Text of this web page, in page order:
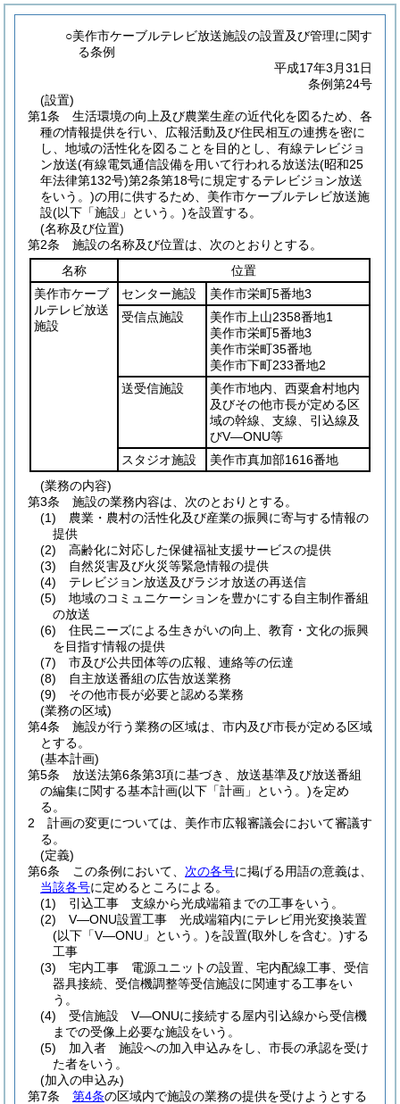
○美作市ケーブルテレビ放送施設の設置及び管理に関す
る条例
平成17年3月31日
条例第24号
(設置)
第1条
生活環境の向上及び農業生産の近代化を図るため、各
種の情報提供を行い、広報活動及び住民相互の連携を密に
し、地域の活性化を図ることを目的とし、有線テレビジョ
ン放送(有線電気通信設備を用いて行われる放送法(昭和25
年法律第132号)第2条第18号に規定するテレビジョン放送
をいう。)の用に供するため、美作市ケーブルテレビ放送施
設(以下「施設」という。)を設置する。
(名称及び位置)
第2条
施設の名称及び位置は、次のとおりとする。
名称
位置
美作市ケーブ
ルテレビ放送
施設
センター施設
美作市栄町5番地3
受信点施設
美作市上山2358番地1
美作市栄町5番地3
美作市栄町35番地
美作市下町233番地2
送受信施設
美作市地内、西粟倉村地内
及びその他市長が定める区
域の幹線、支線、引込線及
びV―ONU等
スタジオ施設
美作市真加部1616番地
(業務の内容)
第3条
施設の業務内容は、次のとおりとする。
(1)
農業・農村の活性化及び産業の振興に寄与する情報の
提供
(2)
高齢化に対応した保健福祉支援サービスの提供
(3)
自然災害及び火災等緊急情報の提供
(4)
テレビジョン放送及びラジオ放送の再送信
(5)
地域のコミュニケーションを豊かにする自主制作番組
の放送
(6)
住民ニーズによる生きがいの向上、教育・文化の振興
を目指す情報の提供
(7)
市及び公共団体等の広報、連絡等の伝達
(8)
自主放送番組の広告放送業務
(9)
その他市長が必要と認める業務
(業務の区域)
第4条
施設が行う業務の区域は、市内及び市長が定める区域
とする。
(基本計画)
第5条
放送法第6条第3項に基づき、放送基準及び放送番組
の編集に関する基本計画(以下「計画」という。)を定め
る。
2
計画の変更については、美作市広報審議会において審議す
る。
(定義)
第6条
この条例において、 次の各号に掲げる用語の意義は、
当該各号に定めるところによる。
(1)
引込工事 支線から光成端箱までの工事をいう。
(2)
V―ONU設置工事 光成端箱内にテレビ用光変換装置
(以下「V―ONU」という。)を設置(取外しを含む。)する
工事
(3)
宅内工事 電源ユニットの設置、宅内配線工事、受信
器具接続、受信機調整等受信施設に関連する工事をい
う。
(4)
受信施設 V―ONUに接続する屋内引込線から受信機
までの受像上必要な施設をいう。
(5)
加入者 施設への加入申込みをし、市長の承認を受け
た者をいう。
(加入の申込み)
第7条
第4条の区域内で施設の業務の提供を受けようとする